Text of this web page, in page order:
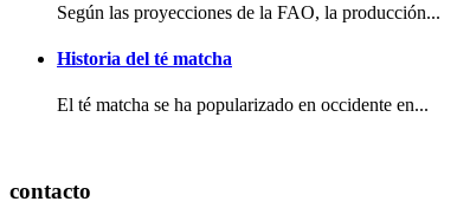
Según las proyecciones de la FAO, la producción...
Historia del té matcha
El té matcha se ha popularizado en occidente en...
contacto